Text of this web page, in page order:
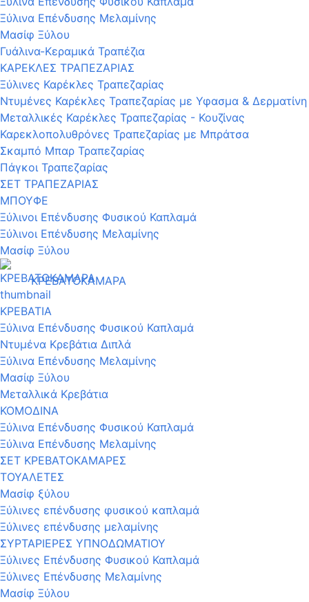
Ξύλινα Επένδυσης Μελαμίνης
Μασίφ Ξύλου
Γυάλινα-Κεραμικά Τραπέζια
ΚΑΡΕΚΛΕΣ ΤΡΑΠΕΖΑΡΙΑΣ
Ξύλινες Καρέκλες Τραπεζαρίας
Ντυμένες Καρέκλες Τραπεζαρίας με Υφασμα & Δερματίνη
Μεταλλικές Καρέκλες Τραπεζαρίας - Κουζίνας
Καρεκλοπολυθρόνες Τραπεζαρίας με Μπράτσα
Σκαμπό Μπαρ Τραπεζαρίας
Πάγκοι Τραπεζαρίας
ΣΕΤ ΤΡΑΠΕΖΑΡΙΑΣ
ΜΠΟΥΦΕ
Ξύλινοι Επένδυσης Φυσικού Καπλαμά
Ξύλινοι Επένδυσης Μελαμίνης
Μασίφ Ξύλου
ΚΡΕΒΑΤΟΚΑΜΑΡΑ
ΚΡΕΒΑΤΙΑ
Ξύλινα Επένδυσης Φυσικού Καπλαμά
Ντυμένα Κρεβάτια Διπλά
Ξύλινα Επένδυσης Μελαμίνης
Μασίφ Ξύλου
Μεταλλικά Κρεβάτια
ΚΟΜΟΔΙΝΑ
Ξύλινα Επένδυσης Φυσικού Καπλαμά
Ξύλινα Επένδυσης Μελαμίνης
ΣΕΤ ΚΡΕΒΑΤΟΚΑΜΑΡΕΣ
ΤΟΥΑΛΕΤΕΣ
Μασίφ ξύλου
Ξύλινες επένδυσης φυσικού καπλαμά
Ξύλινες επένδυσης μελαμίνης
ΣΥΡΤΑΡΙΕΡΕΣ ΥΠΝΟΔΩΜΑΤΙΟΥ
Ξύλινες Επένδυσης Φυσικού Καπλαμά
Ξύλινες Επένδυσης Μελαμίνης
Μασίφ Ξύλου